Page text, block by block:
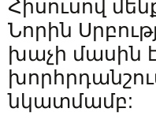
Հիսուսով
Նորին
խաչի մասին
նկատմամբ: